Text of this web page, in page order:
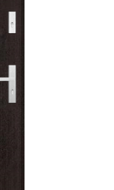
Fast - gr. 55 mm -
gr. 72 mm - piana
- gr. 72 mm -
Comfort 73 ECO -